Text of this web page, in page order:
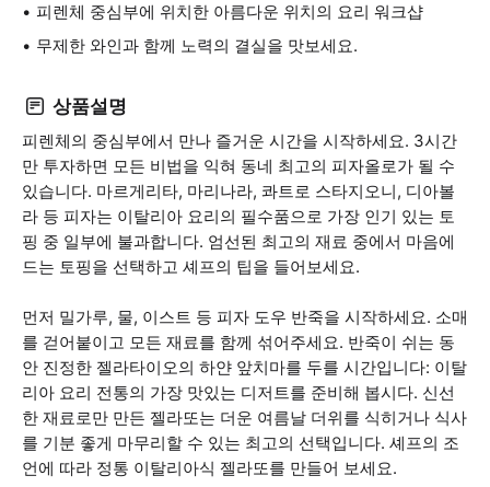
피렌체 중심부에 위치한 아름다운 위치의 요리 워크샵
무제한 와인과 함께 노력의 결실을 맛보세요.
상품설명
피렌체의 중심부에서 만나 즐거운 시간을 시작하세요. 3시간
만 투자하면 모든 비법을 익혀 동네 최고의 피자올로가 될 수
있습니다. 마르게리타, 마리나라, 콰트로 스타지오니, 디아볼
라 등 피자는 이탈리아 요리의 필수품으로 가장 인기 있는 토
핑 중 일부에 불과합니다. 엄선된 최고의 재료 중에서 마음에
드는 토핑을 선택하고 셰프의 팁을 들어보세요.
먼저 밀가루, 물, 이스트 등 피자 도우 반죽을 시작하세요. 소매
를 걷어붙이고 모든 재료를 함께 섞어주세요. 반죽이 쉬는 동
안 진정한 젤라타이오의 하얀 앞치마를 두를 시간입니다: 이탈
리아 요리 전통의 가장 맛있는 디저트를 준비해 봅시다. 신선
한 재료로만 만든 젤라또는 더운 여름날 더위를 식히거나 식사
를 기분 좋게 마무리할 수 있는 최고의 선택입니다. 셰프의 조
언에 따라 정통 이탈리아식 젤라또를 만들어 보세요.